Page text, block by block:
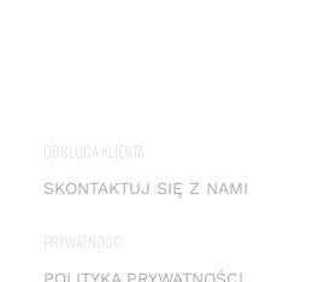
OBSŁUGA KLIENTA
SKONTAKTUJ SIĘ Z NAMI
PRYWATNOŚĆ